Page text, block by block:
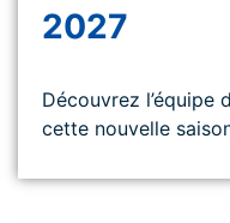
2027
Découvrez l’équipe
cette nouvelle